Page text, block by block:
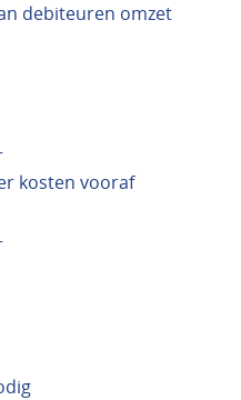
debiteuren omzet
kosten vooraf